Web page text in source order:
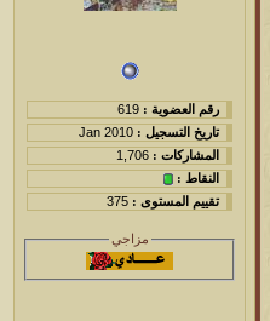
رقم العضوية : 619
تاريخ التسجيل : Jan 2010
المشاركات : 1,706
النقاط :
تقييم المستوى : 375
مزاجي